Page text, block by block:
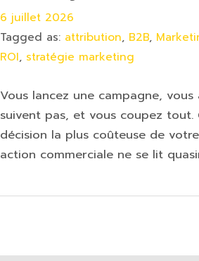
6 juillet 2026
Tagged as: attribution, B2B,
ROI, stratégie marketing
Vous lancez une campagne,
suivent pas, et vous coupez tout.
décision la plus coûteuse de
action commerciale ne se lit